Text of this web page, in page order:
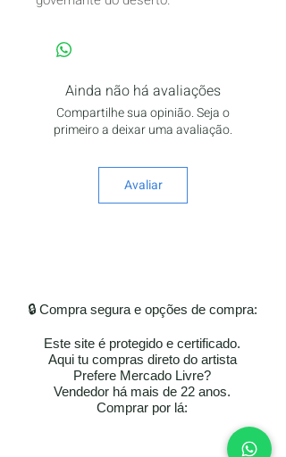
Ainda não há avaliações
Compartilhe sua opinião. Seja o
primeiro a deixar uma avaliação.
Avaliar
🔒 Compra segura e opções de compra:
Este site é protegido e certificado.
Aqui tu compras direto do artista
Prefere Mercado Livre?
Vendedor há mais de 22 anos.
​​Comprar por lá: